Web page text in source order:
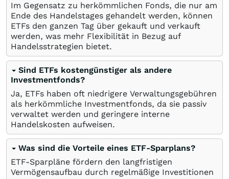
Im Gegensatz zu herkömmlichen Fonds, die nur am
Ende des Handelstages gehandelt werden, können
ETFs den ganzen Tag über gekauft und verkauft
werden, was mehr Flexibilität in Bezug auf
Handelsstrategien bietet.
Sind ETFs kostengünstiger als andere
Investmentfonds?
Ja, ETFs haben oft niedrigere Verwaltungsgebühren
als herkömmliche Investmentfonds, da sie passiv
verwaltet werden und geringere interne
Handelskosten aufweisen.
Was sind die Vorteile eines ETF-Sparplans?
ETF-Sparpläne fördern den langfristigen
Vermögensaufbau durch regelmäßige Investitionen